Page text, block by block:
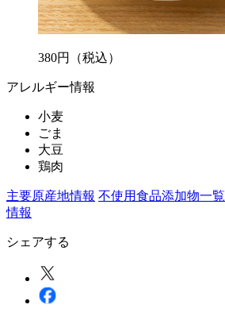
380円 （税込）
アレルギー情報
小麦
ごま
大豆
鶏肉
主要原産地情報 不使用食品添加物一覧
情報
シェアする